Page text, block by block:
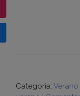
Categoría: Verano